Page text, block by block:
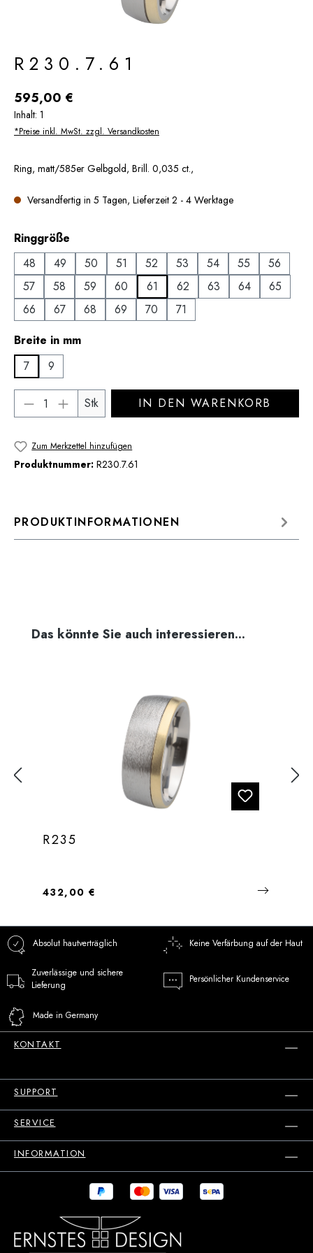
R230.7.61
Regulärer Preis:
595,00 €
Inhalt: 1
*Preise inkl. MwSt. zzgl. Versandkosten
Ring, matt/585er Gelbgold, Brill. 0,035 ct.,
Versandfertig in 5 Tagen, Lieferzeit 2 - 4 Werktage
Ringgröße
48
49 50 51 52 53 54 55
56
57
58 59 60 61 62 63 64
65
66
67 68 69 70
71
Breite in mmauswählen
7
9
Produkt Anzahl: Gib den gewünschten
Stk IN DEN WARENKORB
Zum Merkzettel hinzufügen
Produktnummer: R230.7.61
PRODUKTINFORMATIONEN
Produktgalerie überspringen
Das könnte Sie auch interessieren...
R235
Regulärer Preis:
432,00 €
Absolut hautverträglich Keine Verfärbung auf der Haut
Zuverlässige und sichere
Lieferung
Persönlicher Kundenservice
Made in Germany
KONTAKT
SUPPORT
SERVICE
INFORMATION